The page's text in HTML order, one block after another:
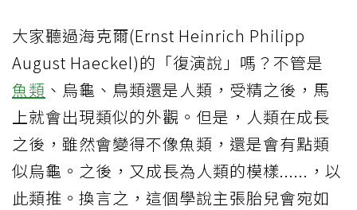
大家聽過海克爾(Ernst Heinrich Philipp
August Haeckel)的「復演說」嗎？不管是
魚類 、烏龜、鳥類還是人類，受精之後，馬
上就會出現類似的外觀。但是，人類在成長
之後，雖然會變得不像魚類，還是會有點類
似烏龜。之後，又成長為人類的模樣......，以
此類推。換言之，這個學說主張胎兒會宛如